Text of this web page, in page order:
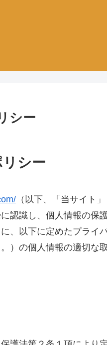
シー
シー
/ （以下、「当サイト
認識し、個人情報の保
、以下に定めたプライ
）の個人情報の適切な